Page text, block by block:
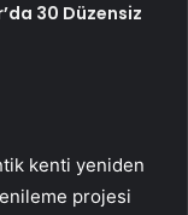
30 Düzensiz
kenti yeniden
projesi